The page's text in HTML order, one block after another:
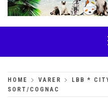
HOME VARER
LBB *
SORT/COGNAC